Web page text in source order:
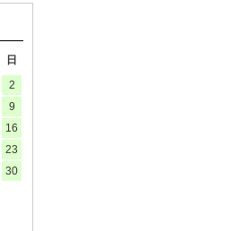
日
2
9
16
23
30